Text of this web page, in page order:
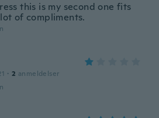
this is my second one fits
of compliments.
· 2 anmeldelser